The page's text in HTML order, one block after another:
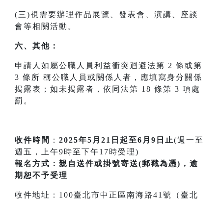
(三)視需要辦理作品展覽、發表會、演講、座談
會等相關活動。
六、其他：
申請人如屬公職人員利益衝突迴避法第 2 條或第
3 條所 稱公職人員或關係人者，應填寫身分關係
揭露表；如未揭露者，依同法第 18 條第 3 項處
罰。
收件時間 ： 2025年5月21日起至6月9日止(週一至
週五，上午9時至下午17時受理)
報名方式：親自送件或掛號寄送(郵戳為憑)，逾
期恕不予受理
收件地址：100臺北市中正區南海路41號（臺北